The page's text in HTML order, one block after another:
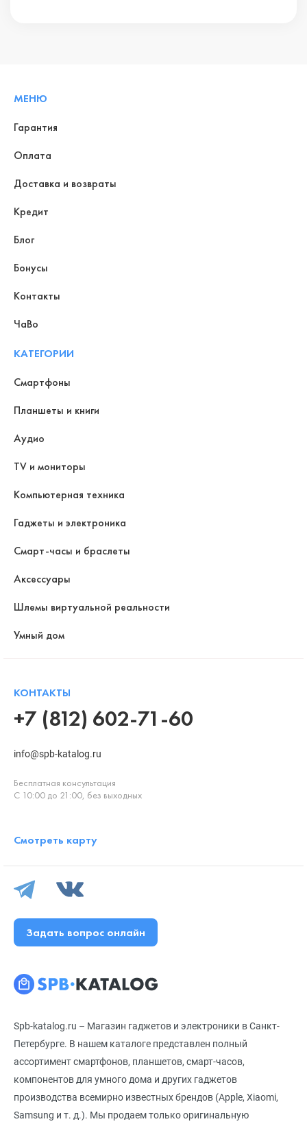
Spb-katalog.ru – Магазин гаджетов и электроники в Санкт-
Петербурге. В нашем каталоге представлен полный
ассортимент смартфонов, планшетов, смарт-часов,
компонентов для умного дома и других гаджетов
производства всемирно известных брендов (Apple, Xiaomi,
Samsung и т. д.). Мы продаем только оригинальную
МЕНЮ
Гарантия
Оплата
Доставка и возвраты
Кредит
Блог
Бонусы
Контакты
ЧаВо
КАТЕГОРИИ
Смартфоны
Планшеты и книги
Аудио
TV и мониторы
Компьютерная техника
Гаджеты и электроника
Смарт-часы и браслеты
Аксессуары
Шлемы виртуальной реальности
Умный дом
КОНТАКТЫ
+7 (812) 602-71-60
info@spb-katalog.ru
Бесплатная консультация
С 10:00 до 21:00, без выходных
Смотреть карту
Задать вопрос онлайн